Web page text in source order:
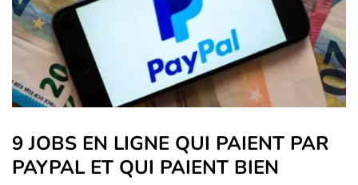
9 JOBS EN LIGNE QUI PAIENT PAR
PAYPAL ET QUI PAIENT BIEN